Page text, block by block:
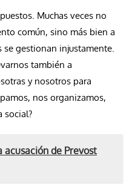
Muchas veces no
común, sino más bien a
se gestionan injustamente.
también a
y nosotros para
nos organizamos,
social?
acusación de Prevost